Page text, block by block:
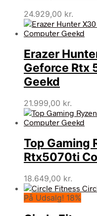
24.929,00 kr.
Erazer
Geforce Rtx
Geekd
21.999,00 kr.
Top Gaming
Rtx5070ti
18.649,00 kr.
På Udsalg! 18%